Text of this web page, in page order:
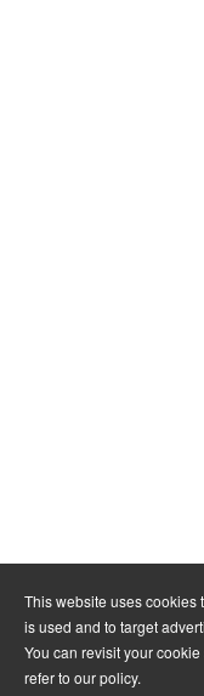
This website uses
is used and to target
You can revisit your
refer to our policy.